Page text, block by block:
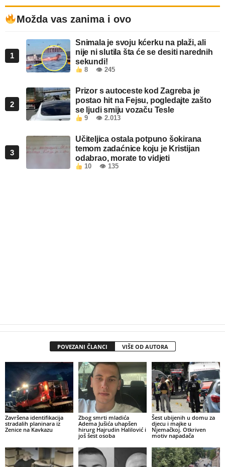
Možda vas zanima i ovo
1
Snimala je svoju kćerku na plaži, ali
nije ni slutila šta će se desiti narednih
sekundi!
8 👁 245
2
Prizor s autoceste kod Zagreba je
postao hit na Fejsu, pogledajte zašto
se ljudi smiju vozaču Tesle
9 👁 2.013
3
Učiteljica ostala potpuno šokirana
temom zadaćnice koju je Kristijan
odabrao, morate to vidjeti
10 👁 135
POVEZANI ČLANCI VIŠE OD AUTORA
Završena identifikacija
stradalih planinara iz
Zenice na Kavkazu
Zbog smrti mladića
Adema Jušića uhapšen
hirurg Hajrudin Halilović i
još šest osoba
Šest ubijenih u domu za
djecu i majke u
Njemačkoj. Otkriven
motiv napadača